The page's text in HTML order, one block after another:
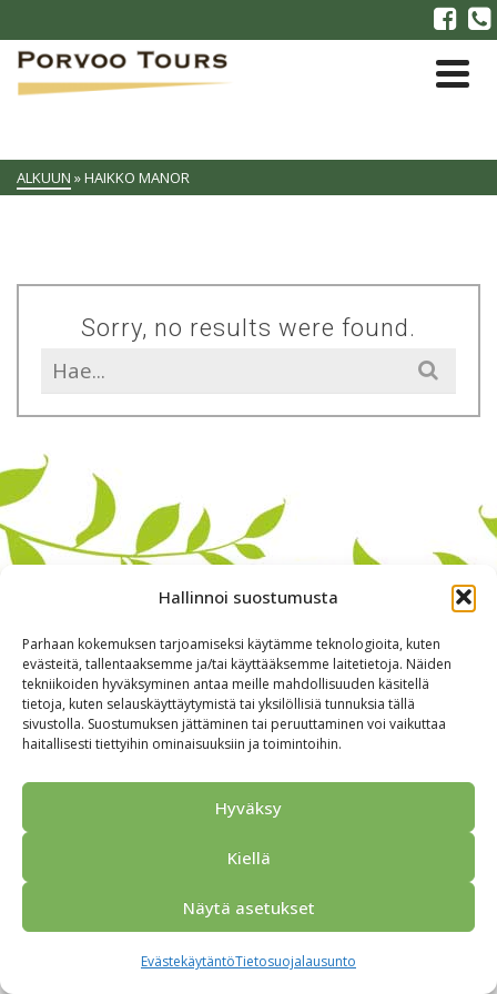
Hallinnoi suostumusta
Parhaan kokemuksen tarjoamiseksi käytämme teknologioita, kuten
evästeitä, tallentaaksemme ja/tai käyttääksemme laitetietoja. Näiden
tekniikoiden hyväksyminen antaa meille mahdollisuuden käsitellä
tietoja, kuten selauskäyttäytymistä tai yksilöllisiä tunnuksia tällä
sivustolla. Suostumuksen jättäminen tai peruuttaminen voi vaikuttaa
haitallisesti tiettyihin ominaisuuksiin ja toimintoihin.
Hyväksy
Kiellä
Näytä asetukset
EvästekäytäntöTietosuojalausunto
ALKUUN »HAIKKO MANOR
Sorry, no results were found.
Search
for:
Alkuun Ryhmille Kokous & Ohjelmat
Yhteistyökumppanit
Tarjouspyyntö
Anna palautetta
Tietosuojaseloste
© 2026 Porvoo Tours - matkanjärjestäjä / FPW